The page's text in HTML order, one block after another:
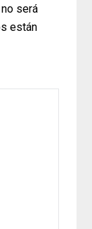
será
están